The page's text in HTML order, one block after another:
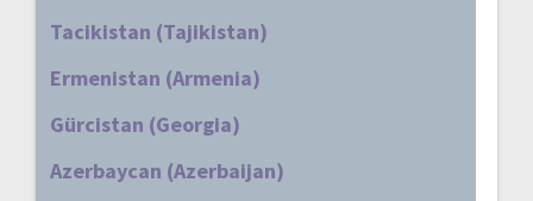
Tacikistan (Tajikistan)
Ermenistan (Armenia)
Gürcistan (Georgia)
Azerbaycan (Azerbaijan)